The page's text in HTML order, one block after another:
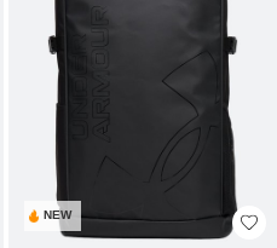
NEW